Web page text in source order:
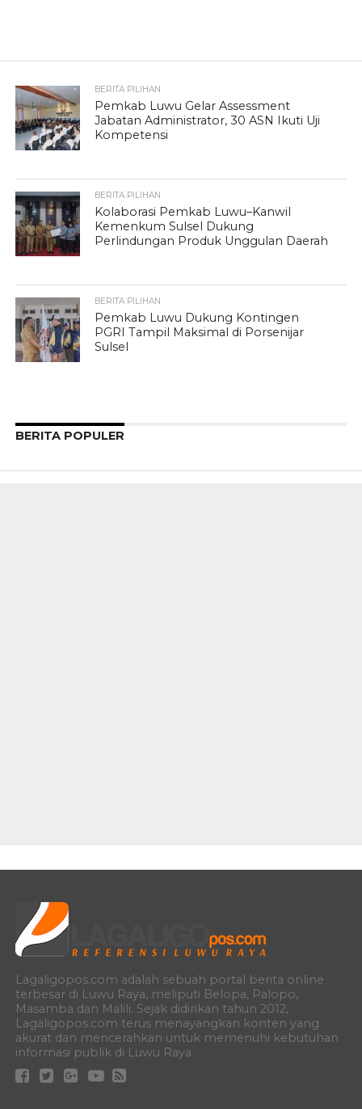
BERITA PILIHAN
Pemkab Luwu Gelar Assessment
Jabatan Administrator, 30 ASN Ikuti Uji
Kompetensi
BERITA PILIHAN
Kolaborasi Pemkab Luwu–Kanwil
Kemenkum Sulsel Dukung
Perlindungan Produk Unggulan Daerah
BERITA PILIHAN
Pemkab Luwu Dukung Kontingen
PGRI Tampil Maksimal di Porsenijar
Sulsel
BERITA POPULER
Lagaligopos.com adalah sebuah portal berita online
terbesar di Luwu Raya, meliputi Belopa, Palopo,
Masamba dan Malili. Sejak didirikan tahun 2012,
Lagaligopos.com terus menayangkan konten yang
akurat dan mencerahkan untuk memenuhi kebutuhan
informasi publik di Luwu Raya